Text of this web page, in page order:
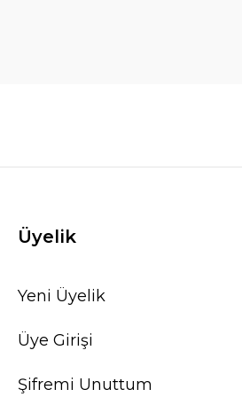
Üyelik
Yeni Üyelik
Üye Girişi
Şifremi Unuttum